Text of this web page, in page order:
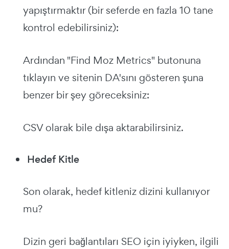
yapıştırmaktır (bir seferde en fazla 10 tane
kontrol edebilirsiniz):
Ardından "Find Moz Metrics" butonuna
tıklayın ve sitenin DA'sını gösteren şuna
benzer bir şey göreceksiniz:
CSV olarak bile dışa aktarabilirsiniz.
Hedef Kitle
Son olarak, hedef kitleniz dizini kullanıyor
mu?
Dizin geri bağlantıları SEO için iyiyken, ilgili